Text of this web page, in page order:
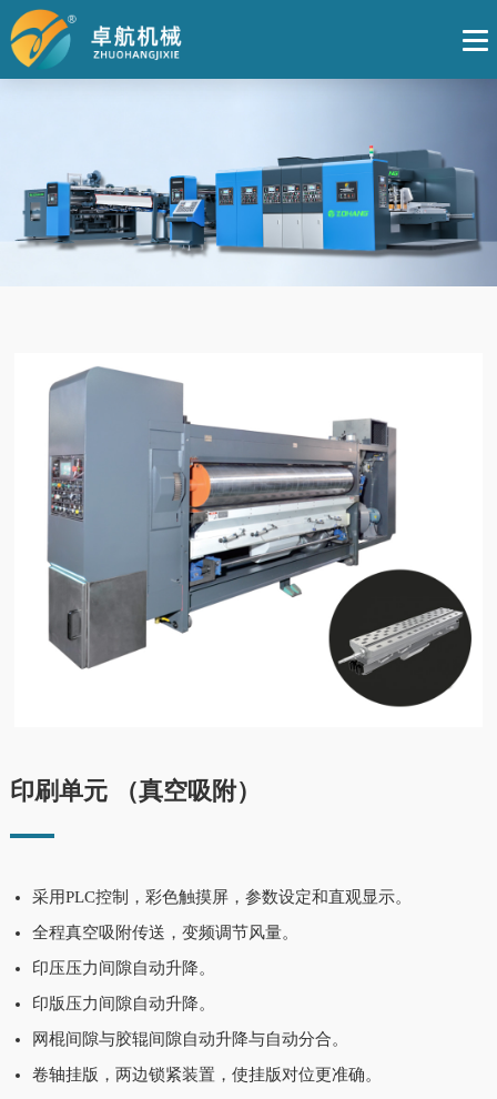
印刷单元 （真空吸附）
采用PLC控制，彩色触摸屏，参数设定和直观显示。
全程真空吸附传送，变频调节风量。
印压压力间隙自动升降。
印版压力间隙自动升降。
网棍间隙与胶辊间隙自动升降与自动分合。
卷轴挂版，两边锁紧装置，使挂版对位更准确。